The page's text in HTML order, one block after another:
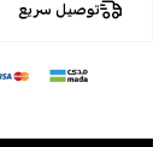
توصيل سريع